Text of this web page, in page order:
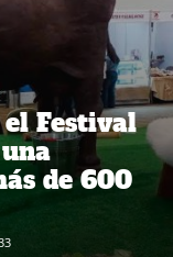
Festival
de 600